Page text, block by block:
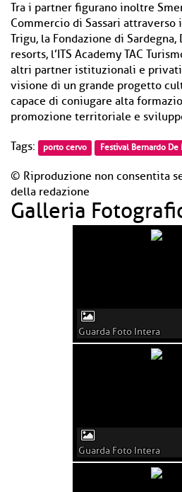
Tra i partner figurano inoltre
Commercio di Sassari
Trigu, la Fondazione di
resorts, l’ITS Academy TAC
altri partner istituzionali e
visione di un grande progetto
capace di coniugare alta
promozione territoriale e
Tags: porto cervo Festival Bernardo De
© Riproduzione non consentita
della redazione
Galleria
Guarda Foto Intera
Guarda Foto Intera